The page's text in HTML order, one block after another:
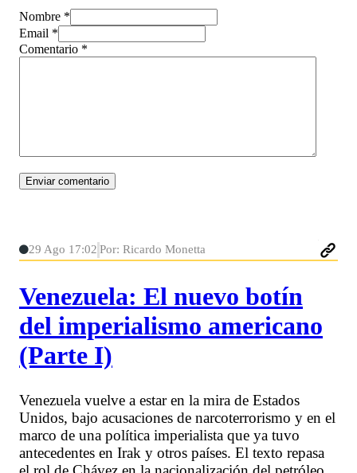
Nombre *
Email *
Comentario *
29 Ago 17:02 Por: Ricardo Monetta
Venezuela: El nuevo botín
del imperialismo americano
(Parte I)
Venezuela vuelve a estar en la mira de Estados
Unidos, bajo acusaciones de narcoterrorismo y en el
marco de una política imperialista que ya tuvo
antecedentes en Irak y otros países. El texto repasa